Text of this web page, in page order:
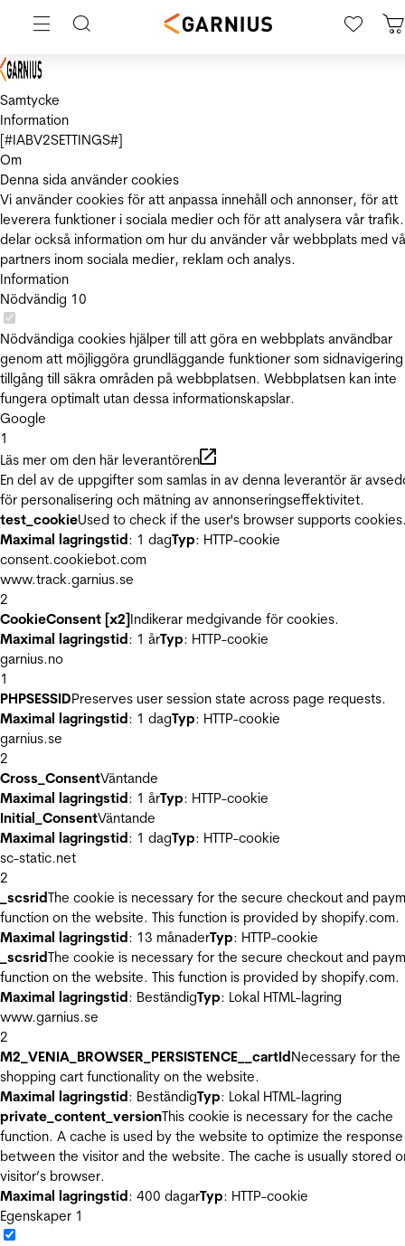
Samtycke
Information
[#IABV2SETTINGS#]
Om
Denna sida använder cookies
Vi använder cookies för att anpassa innehåll och annonser, för att
leverera funktioner i sociala medier och för att analysera vår
delar också information om hur du använder vår webbplats med
partners inom sociala medier, reklam och analys.
Information
Nödvändig 10
Nödvändiga cookies hjälper till att göra en webbplats användbar
genom att möjliggöra grundläggande funktioner som
tillgång till säkra områden på webbplatsen. Webbplatsen kan inte
fungera optimalt utan dessa informationskapslar.
Google
1
Läs mer om den här leverantören
En del av de uppgifter som samlas in av denna leverantör är
för personalisering och mätning av annonseringseffektivitet.
test_cookieUsed to check if the user's browser supports
Maximal lagringstid: 1 dagTyp: HTTP-cookie
consent.cookiebot.com
www.track.garnius.se
2
CookieConsent [x2]Indikerar medgivande för cookies.
Maximal lagringstid: 1 årTyp: HTTP-cookie
garnius.no
1
PHPSESSIDPreserves user session state across page requests.
Maximal lagringstid: 1 dagTyp: HTTP-cookie
garnius.se
2
Cross_ConsentVäntande
Maximal lagringstid: 1 årTyp: HTTP-cookie
Initial_ConsentVäntande
Maximal lagringstid: 1 dagTyp: HTTP-cookie
sc-static.net
2
_scsridThe cookie is necessary for the secure checkout and
function on the website. This function is provided by shopify.com.
Maximal lagringstid: 13 månaderTyp: HTTP-cookie
_scsridThe cookie is necessary for the secure checkout and
function on the website. This function is provided by shopify.com.
Maximal lagringstid: BeständigTyp: Lokal HTML-lagring
www.garnius.se
2
M2_VENIA_BROWSER_PERSISTENCE__cartIdNecessary for the
shopping cart functionality on the website.
Maximal lagringstid: BeständigTyp: Lokal HTML-lagring
private_content_versionThis cookie is necessary for the cache
function. A cache is used by the website to optimize the
between the visitor and the website. The cache is usually stored
visitor’s browser.
Maximal lagringstid: 400 dagarTyp: HTTP-cookie
Egenskaper 1